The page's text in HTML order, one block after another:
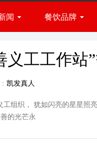
闻
业资讯
餐饮品牌
火锅品牌
快餐品牌
西餐品牌
工工作站
凯发真人
组织， 犹如闪亮的星星照
的光芒永